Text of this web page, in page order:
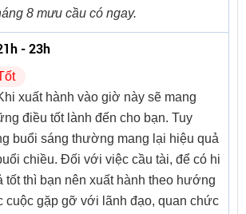
8 mưu cầu có ngay.
- 23h
xuất hành vào giờ này sẽ mang
điều tốt lành đến cho bạn. Tuy
buổi sáng thường mang lại hiệu quả
chiều. Đối với việc cầu tài, để có hi
tốt thì bạn nên xuất hành theo hướng
cuộc gặp gỡ với lãnh đạo, quan chức